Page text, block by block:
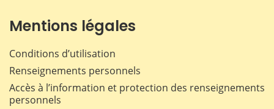
Mentions légales
Conditions d’utilisation
Renseignements personnels
Accès à l’information et protection des renseignements
personnels